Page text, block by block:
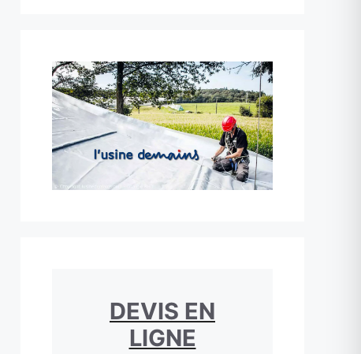
DEVIS EN
LIGNE